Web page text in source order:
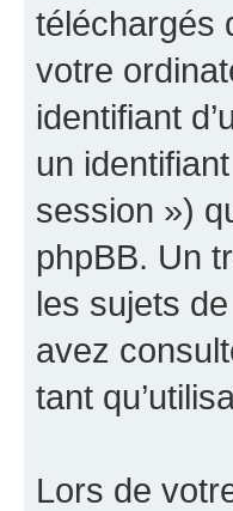
téléchargés
votre
identifiant
un
session »)
phpBB. Un
les sujets
avez
tant
Lors de